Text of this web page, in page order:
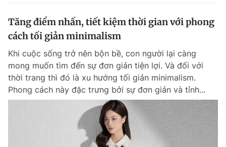
Tăng điểm nhấn, tiết kiệm thời gian với phong
cách tối giản minimalism
Khi cuộc sống trở nên bộn bề, con người lại càng
mong muốn tìm đến sự đơn giản tiện lợi. Và đối với
thời trang thì đó là xu hướng tối giản minimalism.
Phong cách này đặc trưng bởi sự đơn giản và tỉnh...